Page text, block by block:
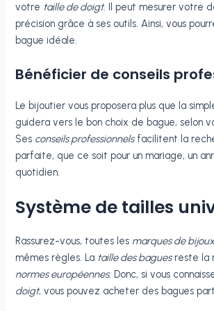
votre taille de doigt. Il peut mesurer votre
précision grâce à ses outils. Ainsi, vous
bague idéale.
Bénéficier de conseils
Le bijoutier vous proposera plus que la
guidera vers le bon choix de bague, selon
Ses conseils professionnelsfacilitent la
parfaite, que ce soit pour un mariage, un
quotidien.
Système de tailles
Rassurez-vous, toutes les marques de
mêmes règles. La taille des baguesreste la
normes européennes. Donc, si vous
doigt, vous pouvez acheter des bagues